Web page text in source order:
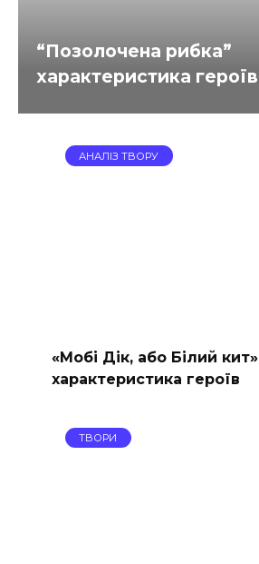
“Позолочена рибка”
характеристика героїв
АНАЛІЗ ТВОРУ
«Мобі Дік, або Білий кит»
характеристика героїв
ТВОРИ